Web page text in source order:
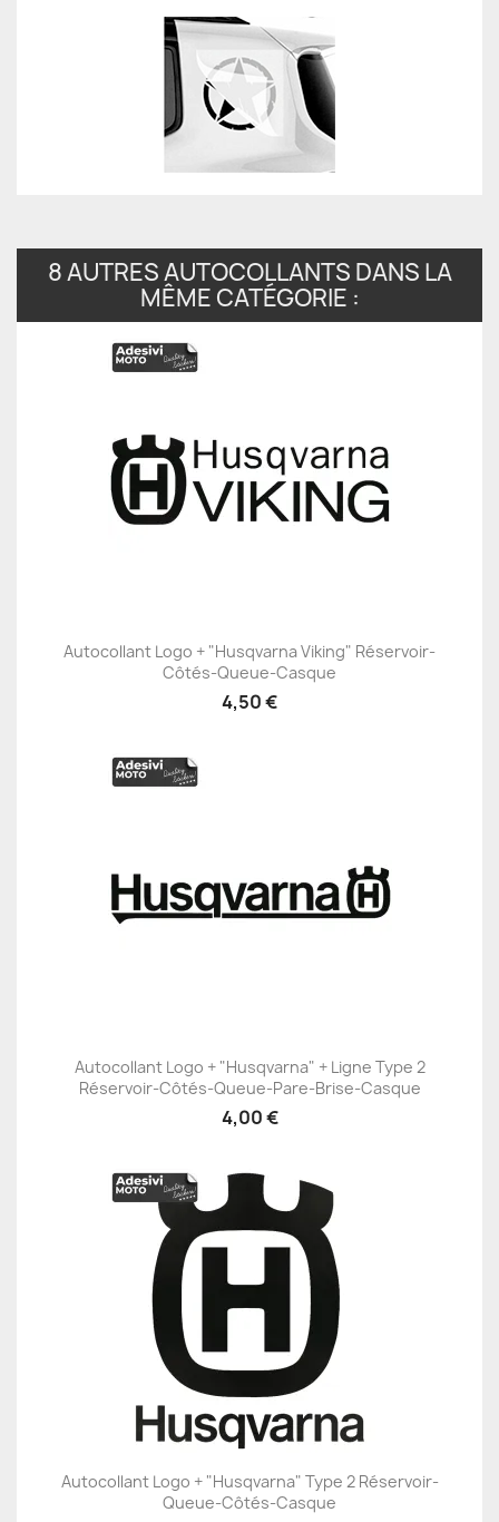
8 AUTRES AUTOCOLLANTS DANS LA
MÊME CATÉGORIE :
Autocollant Logo + "Husqvarna Viking" Réservoir-
Côtés-Queue-Casque
4,50 €
Autocollant Logo + "Husqvarna" + Ligne Type 2
Réservoir-Côtés-Queue-Pare-Brise-Casque
4,00 €
Autocollant Logo + "Husqvarna" Type 2 Réservoir-
Queue-Côtés-Casque